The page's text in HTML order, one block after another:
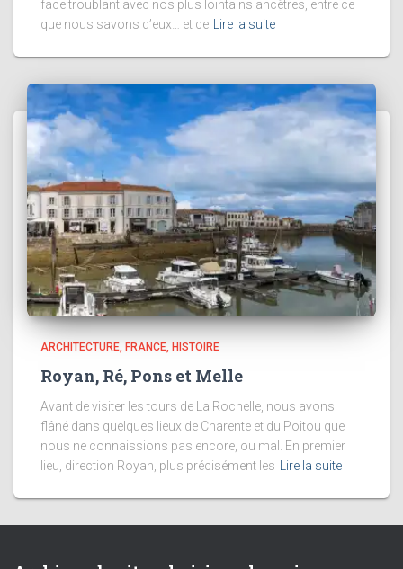
face troublant avec nos plus lointains ancêtres, entre ce
que nous savons d’eux… et ce
Lire la suite
ARCHITECTURE FRANCE HISTOIRE
Royan, Ré, Pons et Melle
Avant de visiter les tours de La Rochelle, nous avons
flâné dans quelques lieux de Charente et du Poitou que
nous ne connaissions pas encore, ou mal. En premier
lieu, direction Royan, plus précisément les Lire la suite